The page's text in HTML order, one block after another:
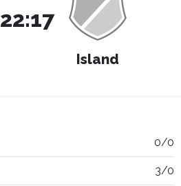
22:17
Island
0/0
3/0